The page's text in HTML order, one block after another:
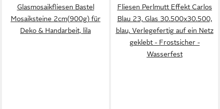
Glasmosaikfliesen Bastel
Mosaiksteine 2cm(900g) für
Deko & Handarbeit, lila
Fliesen Perlmutt Effekt Carlos
Blau 23, Glas 30.500x30.500,
blau, Verlegefertig auf ein Netz
geklebt - Frostsicher -
Wasserfest